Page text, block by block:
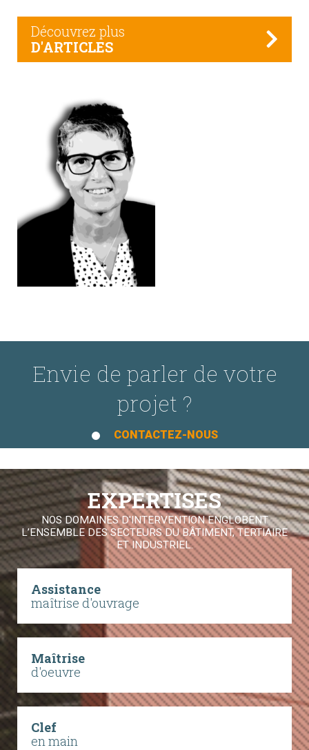
Découvrez plus
D'ARTICLES
Envie de parler de votre
projet ?
CONTACTEZ-NOUS
EXPERTISES
NOS DOMAINES D'INTERVENTION ENGLOBENT
L’ENSEMBLE DES SECTEURS DU BÂTIMENT, TERTIAIRE
ET INDUSTRIEL.
Assistance
maîtrise d'ouvrage
Maîtrise
d'oeuvre
Clef
en main